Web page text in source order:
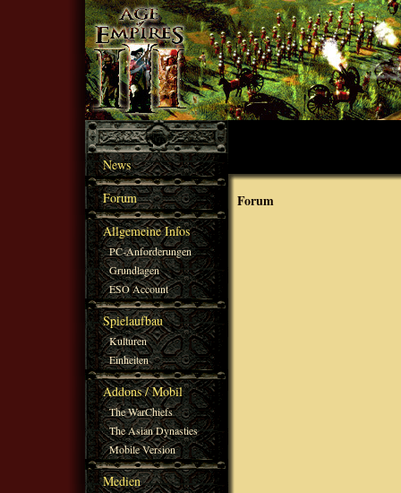
News
Forum
Allgemeine Infos
PC-Anforderungen
Grundlagen
ESO Account
Spielaufbau
Kulturen
Einheiten
Addons / Mobil
The WarChiefs
The Asian Dynasties
Mobile Version
Medien
Forum